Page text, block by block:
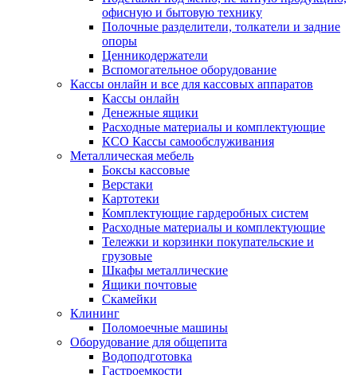
офисную и бытовую технику
Полочные разделители, толкатели и задние
опоры
Ценникодержатели
Вспомогательное оборудование
Кассы онлайн и все для кассовых аппаратов
Кассы онлайн
Денежные ящики
Расходные материалы и комплектующие
КСО Кассы самообслуживания
Металлическая мебель
Боксы кассовые
Верстаки
Картотеки
Комплектующие гардеробных систем
Расходные материалы и комплектующие
Тележки и корзинки покупательские и
грузовые
Шкафы металлические
Ящики почтовые
Скамейки
Клининг
Поломоечные машины
Оборудование для общепита
Водоподготовка
Гастроемкости